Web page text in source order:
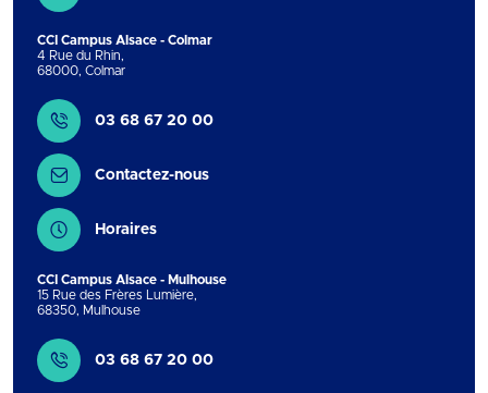
CCI Campus Alsace - Colmar
4 Rue du Rhin,
68000, Colmar
Contact
03 68 67 20 00
Contactez-nous
Horaires
CCI Campus Alsace - Mulhouse
15 Rue des Frères Lumière,
68350, Mulhouse
Contact
03 68 67 20 00